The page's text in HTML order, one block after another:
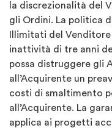
la discrezionalità del
gli Ordini. La politica
Illimitati del
inattività di tre anni
possa distruggere gli
all’Acquirente un
costi di smaltimento
all’Acquirente. La
applica ai progetti